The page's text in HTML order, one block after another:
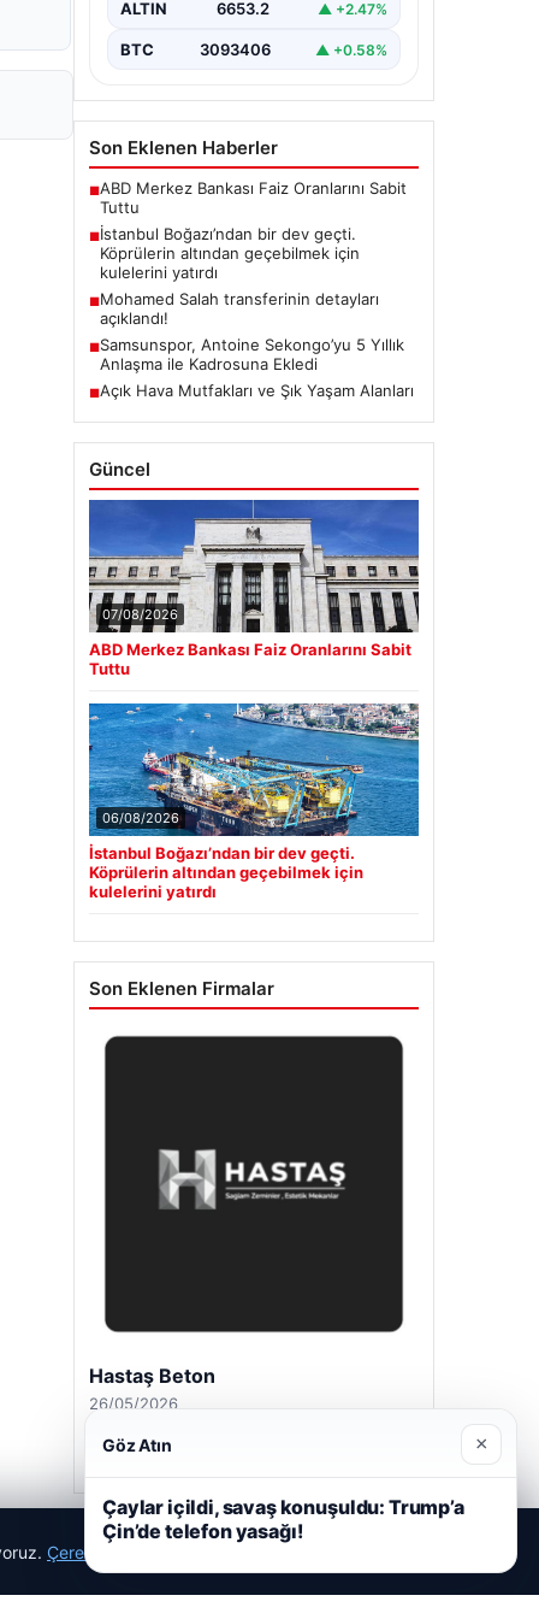
ALTIN 6653.2 ▲ +2.47%
BTC 3093406 ▲ +0.58%
Son Eklenen Haberler
■ABD Merkez Bankası Faiz Oranlarını Sabit
Tuttu
■İstanbul Boğazı’ndan bir dev geçti.
Köprülerin altından geçebilmek için
kulelerini yatırdı
■Mohamed Salah transferinin detayları
açıklandı!
■Samsunspor, Antoine Sekongo’yu 5 Yıllık
Anlaşma ile Kadrosuna Ekledi
■Açık Hava Mutfakları ve Şık Yaşam Alanları
Güncel
07/08/2026
ABD Merkez Bankası Faiz Oranlarını Sabit
Tuttu
06/08/2026
İstanbul Boğazı’ndan bir dev geçti.
Köprülerin altından geçebilmek için
kulelerini yatırdı
Son Eklenen Firmalar
Hastaş Beton
26/05/2026
Çerez Politikamız
Göz Atın ×
Çaylar içildi, savaş konuşuldu: Trump’a
Çin’de telefon yasağı!